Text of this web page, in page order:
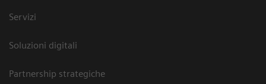
Servizi
Soluzioni digitali
Partnership strategiche